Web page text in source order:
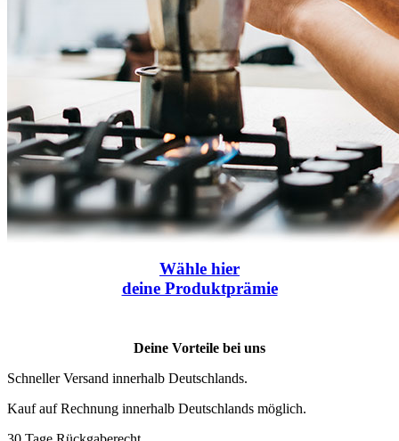
Wähle hier
deine Produktprämie
Deine Vorteile bei uns
Schneller Versand innerhalb Deutschlands.
Kauf auf Rechnung innerhalb Deutschlands möglich.